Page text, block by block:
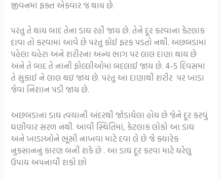
જીવનમાં ફક્ત એકવાર જ થાય છે.
પરંતુ તે થાય બાદ તેના ડાઘ રહી જાય છે. તેને દૂર કરવાના કેટલાક
દાવા તો કરવામાં આવે છે પરંતુ કોઈ ફરક પડતો નથી. અછબડામાં
પહેલા ચહેરા અને શરીરના અન્ય ભાગ પર લાલ દાણા થાય છે
અને તે બાદ તે નાની ફોલ્લીઓમાં બદલાઈ જાય છે. 4-5 દિવસમાં
તે સુકાઈ ને લાલ થઇ જાય છે. પરંતુ આ દાણાથી શરીર પર ખાડા
જેવા નિશાન પડી જાય છે.
અછબડાના ડાઘ ત્વચાની અંદરથી જોડાયેલા હોય છે જેને દૂર કરવું
ઘણીવાર સરળ નથી. આવી સ્થિતિમાં, કેટલાક લોકો આ ડાઘ
અને ખાડાઓને ભૂંસી નાખવા માટે દવા લે છે જે ક્યારેક
નુકસાનનું કારણ બની શકે છે . આ ડાઘ દૂર કરવા માટે ઘરેલુ
ઉપાય અપનાવી શકો છો